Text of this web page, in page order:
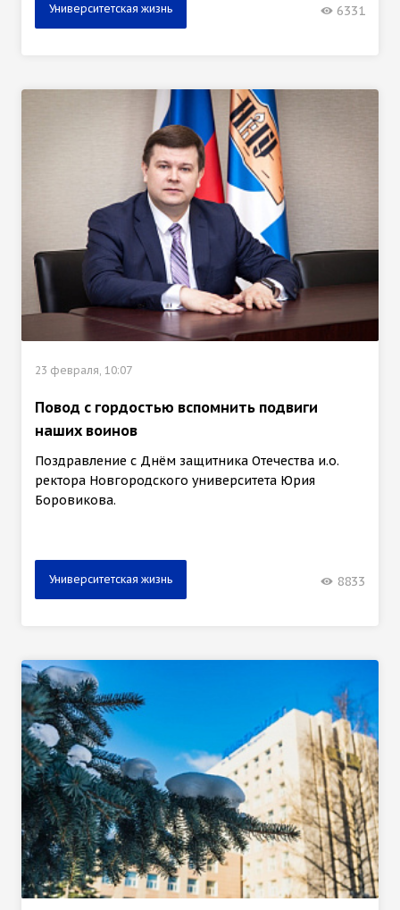
Университетская жизнь 6331
23 февраля, 10:07
Повод с гордостью вспомнить подвиги
наших воинов
Поздравление с Днём защитника Отечества и.о.
ректора Новгородского университета Юрия
Боровикова.
Университетская жизнь 8833